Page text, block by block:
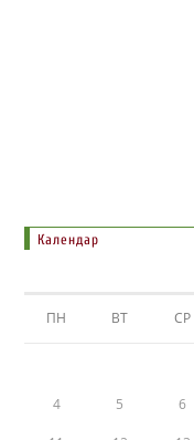
Календар
ПН ВТ СР
4 5 6